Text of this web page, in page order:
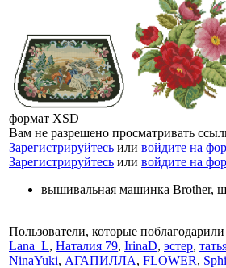
формат XSD
Вам не разрешено просматривать
Зарегистрируйтесь или войдите на
Зарегистрируйтесь или войдите на
вышивальная машинка Brother,
Пользователи, которые поблагодарили
Lana_L, Наталия 79, IrinaD, эстер,
NinaYuki, АГАПИЛЛА, FLOWER,